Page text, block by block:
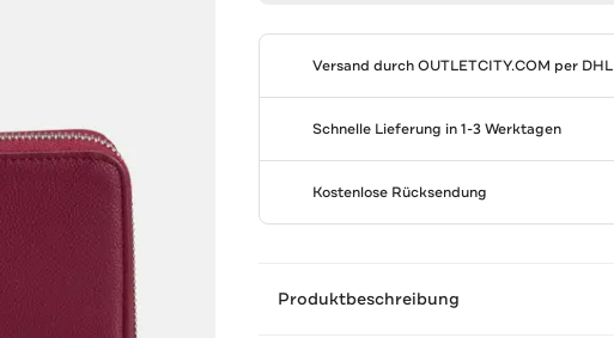
Versand durchOUTLETCITY.COM per DHL
Schnelle Lieferung in 1-3 Werktagen
Kostenlose Rücksendung
Produktbeschreibung